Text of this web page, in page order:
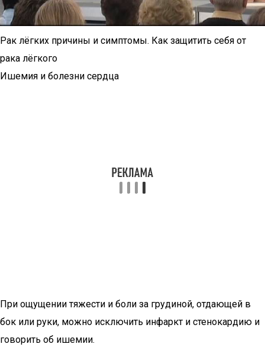
Рак лёгких причины и симптомы. Как защитить себя от
рака лёгкого
Ишемия и болезни сердца
При ощущении тяжести и боли за грудиной, отдающей в
бок или руки, можно исключить инфаркт и стенокардию и
говорить об ишемии.